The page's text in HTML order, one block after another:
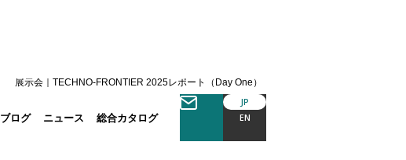
展示会｜TECHNO-FRONTIER 2025レポート（Day One）
ブログ ニュース 総合カタログ
JP
EN